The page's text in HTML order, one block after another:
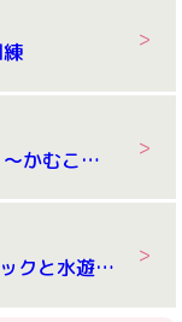
7/21 食育 ～かむこと～
7/15 リトミックと水遊び＆泥遊び